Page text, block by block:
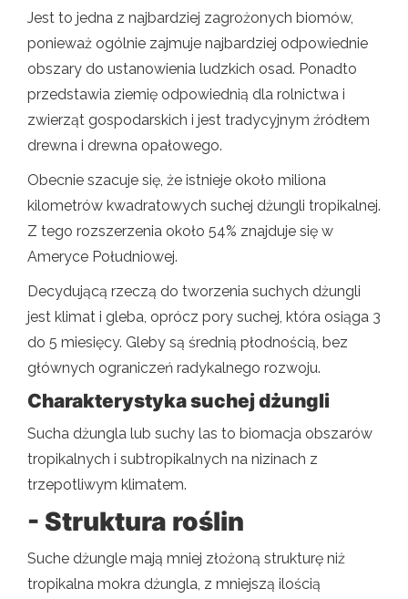
Jest to jedna z najbardziej zagrożonych biomów,
ponieważ ogólnie zajmuje najbardziej odpowiednie
obszary do ustanowienia ludzkich osad. Ponadto
przedstawia ziemię odpowiednią dla rolnictwa i
zwierząt gospodarskich i jest tradycyjnym źródłem
drewna i drewna opałowego.
Obecnie szacuje się, że istnieje około miliona
kilometrów kwadratowych suchej dżungli tropikalnej.
Z tego rozszerzenia około 54% znajduje się w
Ameryce Południowej.
Decydującą rzeczą do tworzenia suchych dżungli
jest klimat i gleba, oprócz pory suchej, która osiąga 3
do 5 miesięcy. Gleby są średnią płodnością, bez
głównych ograniczeń radykalnego rozwoju.
Charakterystyka suchej dżungli
Sucha dżungla lub suchy las to biomacja obszarów
tropikalnych i subtropikalnych na nizinach z
trzepotliwym klimatem.
- Struktura roślin
Suche dżungle mają mniej złożoną strukturę niż
tropikalna mokra dżungla, z mniejszą ilością